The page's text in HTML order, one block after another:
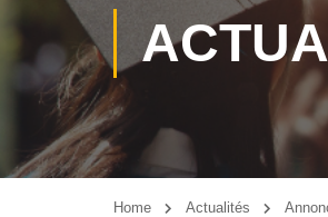
Home Actualités